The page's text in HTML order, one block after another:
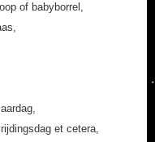
of babyborrel,
et cetera,